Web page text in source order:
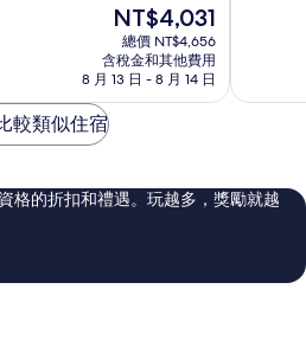
現
在
價
格
為
NT$4,031
總價 NT$4,656
含稅金和其他費用
8 月 13 日 - 8 月 14 日
極
評
論
較類似住宿
格的折扣和禮遇。玩越多，獎勵就越